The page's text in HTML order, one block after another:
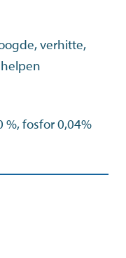
verhitte,
%, fosfor 0,04%